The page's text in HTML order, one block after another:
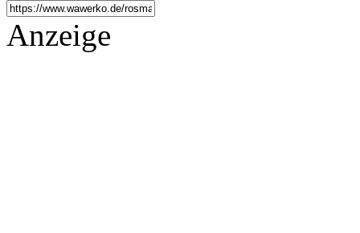
Anzeige